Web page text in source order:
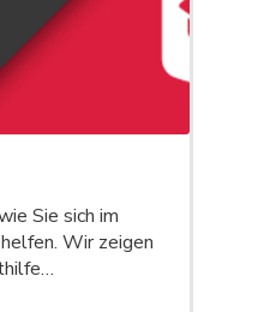
Sie sich im
Wir zeigen